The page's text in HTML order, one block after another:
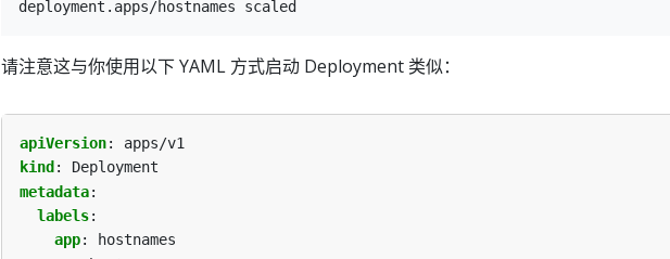
请注意这与你使用以下 YAML 方式启动 Deployment 类似：
apiVersion:
apps/v1
kind :
Deployment
metadata:
labels:
app:
hostnames